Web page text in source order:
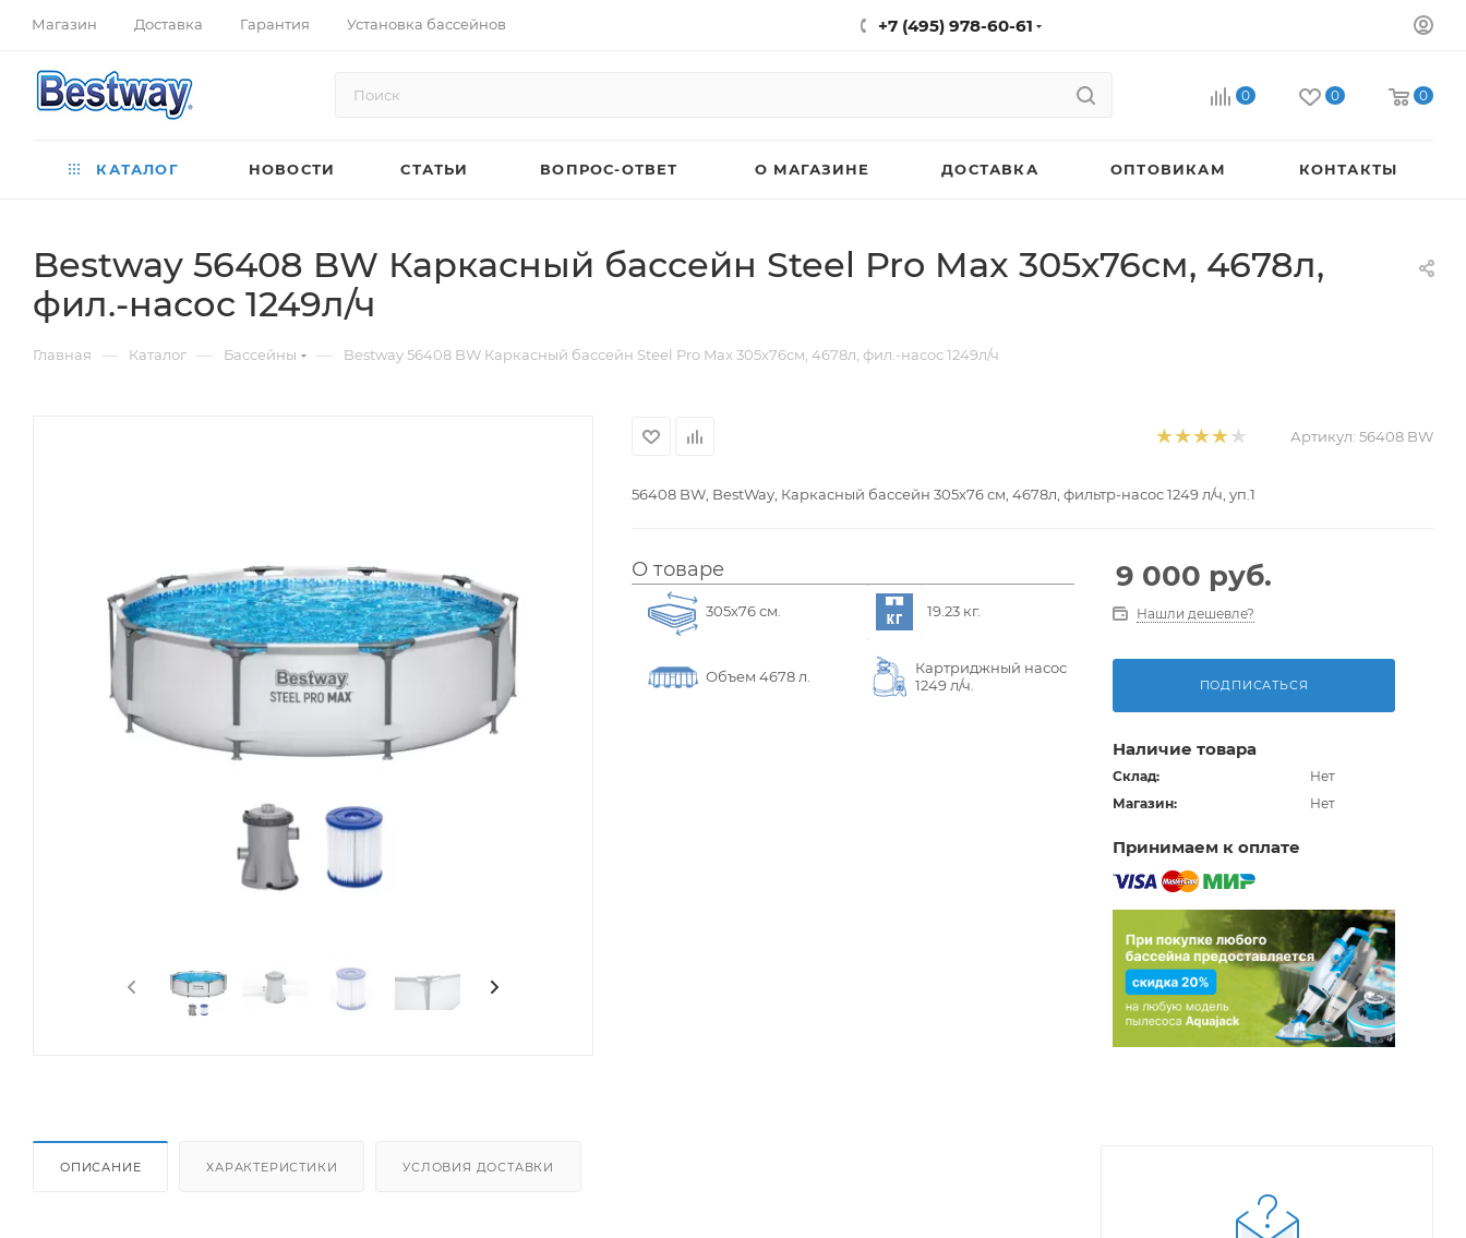
Магазин Доставка Гарантия Установка бассейнов +7 (495) 978-60-61
0 0 0
КАТАЛОГ НОВОСТИ СТАТЬИ ВОПРОС-ОТВЕТ О МАГАЗИНЕ ДОСТАВКА ОПТОВИКАМ КОНТАКТЫ
Bestway 56408 BW Каркасный бассейн Steel Pro Max 305х76см, 4678л,
фил.-насос 1249л/ч
Главная — Каталог — Бассейны — Bestway 56408 BW Каркасный бассейн Steel Pro Max 305х76см, 4678л, фил.-насос 1249л/ч
Артикул: 56408 BW
56408 BW, BestWay, Каркасный бассейн 305х76 см, 4678л, фильтр-насос 1249 л/ч, уп.1
О товаре
305х76 см. 19.23 кг.
Объем 4678 л.
Картриджный насос
1249 л/ч.
9 000 руб.
Нашли дешевле?
ПОДПИСАТЬСЯ
Наличие товара
Склад:
Нет
Магазин:
Нет
Принимаем к оплате
ОПИСАНИЕ ХАРАКТЕРИСТИКИ УСЛОВИЯ ДОСТАВКИ